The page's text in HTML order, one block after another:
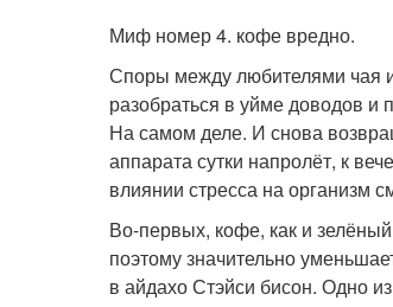
Миф номер 4. кофе вредно.
Споры между любителями чая
разобраться в уйме доводов
На самом деле. И снова
аппарата сутки напролёт, к
влиянии стресса на организм
Во-первых, кофе, как и
поэтому значительно
в айдахо Стэйси бисон. Одно